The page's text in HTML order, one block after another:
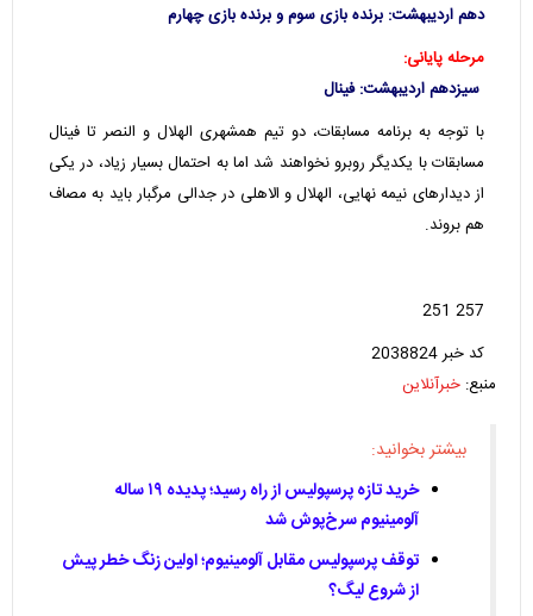
دهم اردیبهشت: برنده بازی سوم و برنده بازی چهارم
مرحله پایانی:
سیزدهم اردیبهشت: فینال
با توجه به برنامه مسابقات، دو تیم همشهری الهلال و النصر تا فینال
مسابقات با یکدیگر روبرو نخواهند شد اما به احتمال بسیار زیاد، در یکی
از دیدارهای نیمه نهایی، الهلال و الاهلی در جدالی مرگبار باید به مصاف
هم بروند.
257 251
کد خبر 2038824
منبع: خبرآنلاین
بیشتر بخوانید:
خرید تازه پرسپولیس از راه رسید؛ پدیده ۱۹ ساله
آلومینیوم سرخ‌پوش شد
توقف پرسپولیس مقابل آلومینیوم؛ اولین زنگ خطر پیش
از شروع لیگ؟